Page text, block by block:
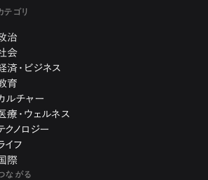
テゴリ
治
会
済・ビジネス
育
ルチャー
療・ウェルネス
クノロジー
イフ
際
ながる